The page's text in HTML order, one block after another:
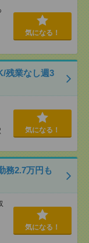
気になる！
残業なし週3
気になる！
務2.7万円も
気になる！